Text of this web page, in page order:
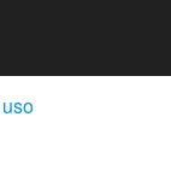
(Abre